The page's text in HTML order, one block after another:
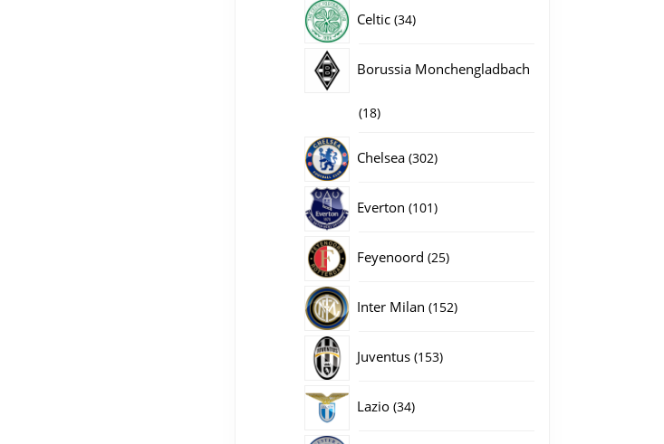
Celtic 3434
Borussia Monchengladbach
1818
producten
Chelsea 302302
Everton 101101
Feyenoord 2525
Inter Milan 152152
Juventus 153153
Lazio 3434